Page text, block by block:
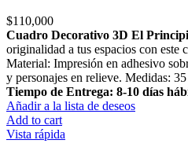
$110,000
Cuadro Decorativo 3D El
originalidad a tus espacios con este
Material: Impresión en adhesivo
y personajes en relieve. Medidas:
Tiempo de Entrega: 8-10 días
Añadir a la lista de deseos
Add to cart
Vista rápida